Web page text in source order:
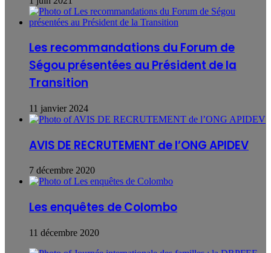
Les recommandations du Forum de
Ségou présentées au Président de la
Transition
11 janvier 2024
AVIS DE RECRUTEMENT de l’ONG APIDEV
7 décembre 2020
Les enquêtes de Colombo
11 décembre 2020